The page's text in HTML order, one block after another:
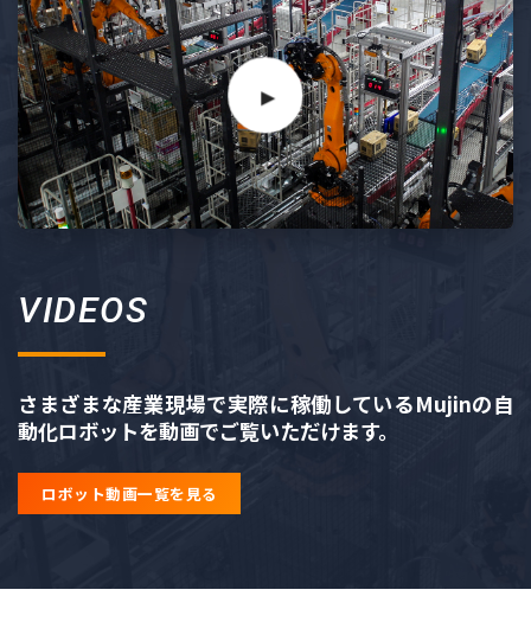
VIDEOS
さまざまな産業現場で実際に稼働しているMujinの自
動化ロボットを動画でご覧いただけます。
ロボット動画一覧を見る